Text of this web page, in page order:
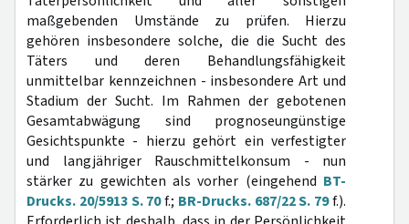
maßgebenden Umstände zu prüfen. Hierzu
gehören insbesondere solche, die die Sucht des
Täters und deren Behandlungsfähigkeit
unmittelbar kennzeichnen - insbesondere Art und
Stadium der Sucht. Im Rahmen der gebotenen
Gesamtabwägung sind prognoseungünstige
Gesichtspunkte - hierzu gehört ein verfestigter
und langjähriger Rauschmittelkonsum - nun
stärker zu gewichten als vorher (eingehend BT-
Drucks. 20/5913 S. 70f.; BR-Drucks. 687/22 S. 79f.).